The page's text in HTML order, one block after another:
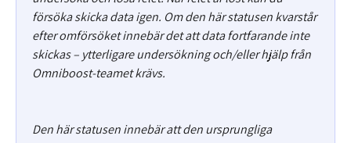
försöka skicka data igen. Om den här statusen kvarstår
efter omförsöket innebär det att data fortfarande inte
skickas – ytterligare undersökning och/eller hjälp från
Omniboost-teamet krävs.
Den här statusen innebär att den ursprungliga